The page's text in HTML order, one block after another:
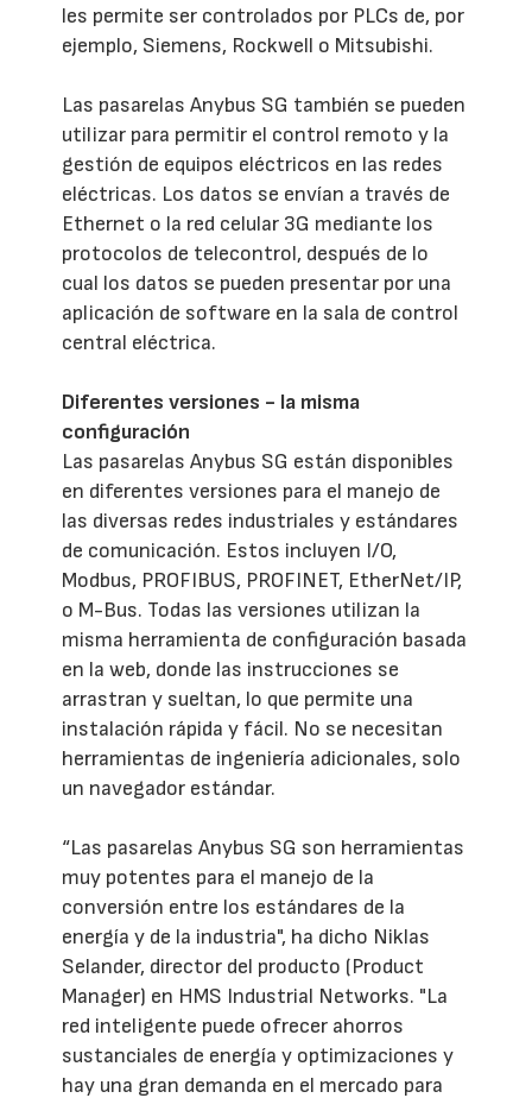
les permite ser controlados por PLCs de, por
ejemplo, Siemens, Rockwell o Mitsubishi.
Las pasarelas Anybus SG también se pueden
utilizar para permitir el control remoto y la
gestión de equipos eléctricos en las redes
eléctricas. Los datos se envían a través de
Ethernet o la red celular 3G mediante los
protocolos de telecontrol, después de lo
cual los datos se pueden presentar por una
aplicación de software en la sala de control
central eléctrica.
Diferentes versiones - la misma
configuración
Las pasarelas Anybus SG están disponibles
en diferentes versiones para el manejo de
las diversas redes industriales y estándares
de comunicación. Estos incluyen I/O,
Modbus, PROFIBUS, PROFINET, EtherNet/IP,
o M-Bus. Todas las versiones utilizan la
misma herramienta de configuración basada
en la web, donde las instrucciones se
arrastran y sueltan, lo que permite una
instalación rápida y fácil. No se necesitan
herramientas de ingeniería adicionales, solo
un navegador estándar.
“Las pasarelas Anybus SG son herramientas
muy potentes para el manejo de la
conversión entre los estándares de la
energía y de la industria", ha dicho Niklas
Selander, director del producto (Product
Manager) en HMS Industrial Networks. "La
red inteligente puede ofrecer ahorros
sustanciales de energía y optimizaciones y
hay una gran demanda en el mercado para